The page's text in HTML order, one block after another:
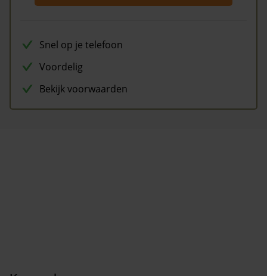
Snel op je telefoon
Voordelig
Bekijk voorwaarden